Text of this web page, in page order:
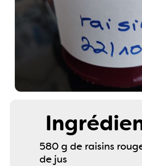
580 g de raisins
de jus